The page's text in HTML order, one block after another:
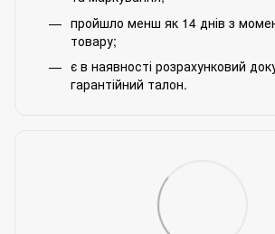
пройшло менш як 14 днів з
товару;
є в наявності розрахунковий
гарантійний талон.